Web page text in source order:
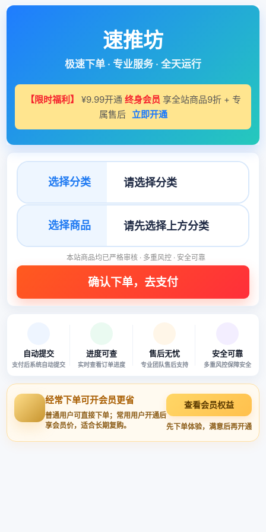
速推坊
极速下单 · 专业服务 · 全天运行
【限时福利】 ¥9.99开通 终身会员 享全站商品9折 + 专
属售后 立即开通
选择分类
选择商品
本站商品均已严格审核 · 多重风控 · 安全可靠
自动提交
支付后系统自动提交
进度可查
实时查看订单进度
售后无忧
专业团队售后支持
安全可靠
多重风控保障安全
经常下单可开会员更省
普通用户可直接下单；常用用户开通后
享会员价，适合长期复购。
查看会员权益
先下单体验，满意后再开通